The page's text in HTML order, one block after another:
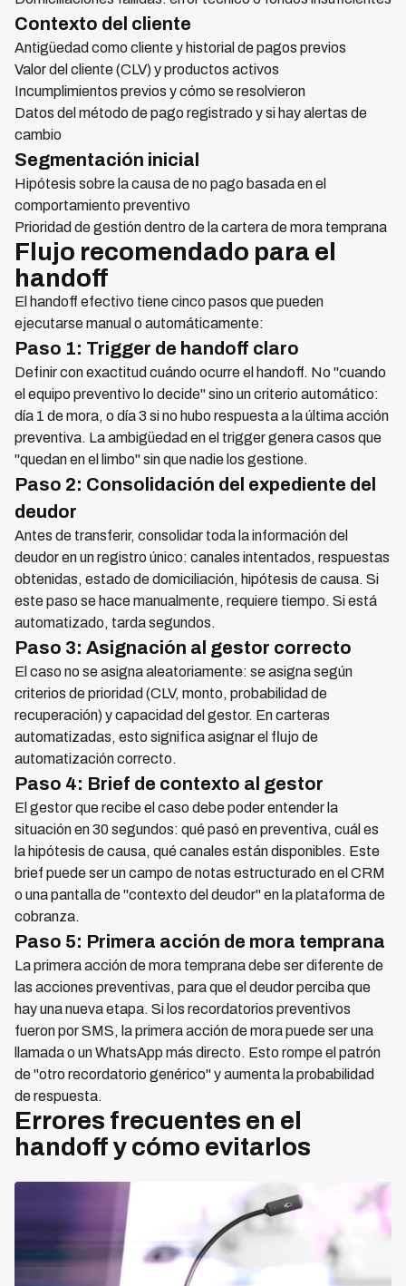
Contexto del cliente
Antigüedad como cliente y historial de pagos previos
Valor del cliente (CLV) y productos activos
Incumplimientos previos y cómo se resolvieron
Datos del método de pago registrado y si hay alertas de
cambio
Segmentación inicial
Hipótesis sobre la causa de no pago basada en el
comportamiento preventivo
Prioridad de gestión dentro de la cartera de mora temprana
Flujo recomendado para el
handoff
El handoff efectivo tiene cinco pasos que pueden
ejecutarse manual o automáticamente:
Paso 1: Trigger de handoff claro
Definir con exactitud cuándo ocurre el handoff. No "cuando
el equipo preventivo lo decide" sino un criterio automático:
día 1 de mora, o día 3 si no hubo respuesta a la última acción
preventiva. La ambigüedad en el trigger genera casos que
"quedan en el limbo" sin que nadie los gestione.
Paso 2: Consolidación del expediente del
deudor
Antes de transferir, consolidar toda la información del
deudor en un registro único: canales intentados, respuestas
obtenidas, estado de domiciliación, hipótesis de causa. Si
este paso se hace manualmente, requiere tiempo. Si está
automatizado, tarda segundos.
Paso 3: Asignación al gestor correcto
El caso no se asigna aleatoriamente: se asigna según
criterios de prioridad (CLV, monto, probabilidad de
recuperación) y capacidad del gestor. En carteras
automatizadas, esto significa asignar el flujo de
automatización correcto.
Paso 4: Brief de contexto al gestor
El gestor que recibe el caso debe poder entender la
situación en 30 segundos: qué pasó en preventiva, cuál es
la hipótesis de causa, qué canales están disponibles. Este
brief puede ser un campo de notas estructurado en el CRM
o una pantalla de "contexto del deudor" en la plataforma de
cobranza.
Paso 5: Primera acción de mora temprana
La primera acción de mora temprana debe ser diferente de
las acciones preventivas, para que el deudor perciba que
hay una nueva etapa. Si los recordatorios preventivos
fueron por SMS, la primera acción de mora puede ser una
llamada o un WhatsApp más directo. Esto rompe el patrón
de "otro recordatorio genérico" y aumenta la probabilidad
de respuesta.
Errores frecuentes en el
handoff y cómo evitarlos